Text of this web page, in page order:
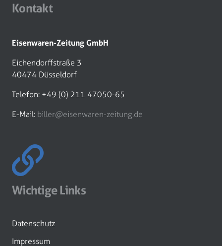
Kontakt
Eisenwaren-Zeitung GmbH
Eichendorffstraße 3
40474 Düsseldorf
Telefon: +49 (0) 211 47050-65
E-Mail: biller@eisenwaren-zeitung.de
Wichtige Links
Datenschutz
Impressum